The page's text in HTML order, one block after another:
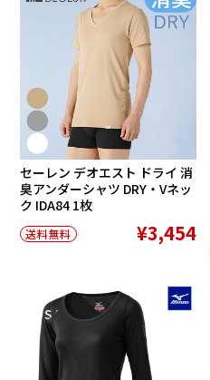
セーレン デオエスト ドライ 消
臭アンダーシャツ DRY・Vネッ
ク IDA84 1枚
送料無料 ¥3,454
SALE